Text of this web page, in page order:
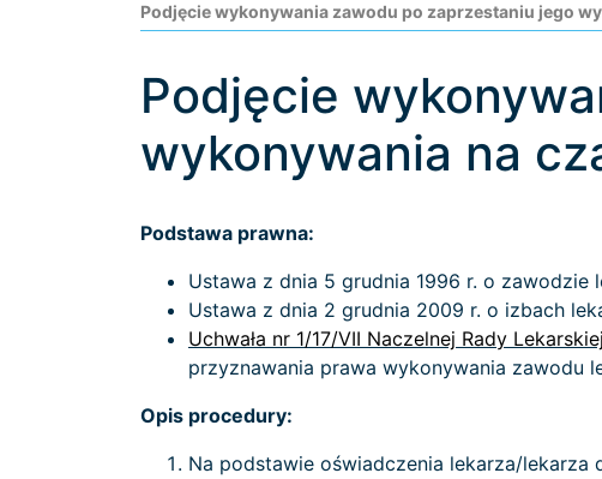
Podjęcie wykonywania zawodu po zaprzestaniu jego
Podjęcie
wykonywania na
Podstawa prawna:
Ustawa z dnia 5 grudnia 1996 r. o zawodzie
Ustawa z dnia 2 grudnia 2009 r. o izbach
Uchwała nr 1/17/VII Naczelnej Rady Lekarskiej
przyznawania prawa wykonywania zawodu
Opis procedury:
Na podstawie oświadczenia lekarza/